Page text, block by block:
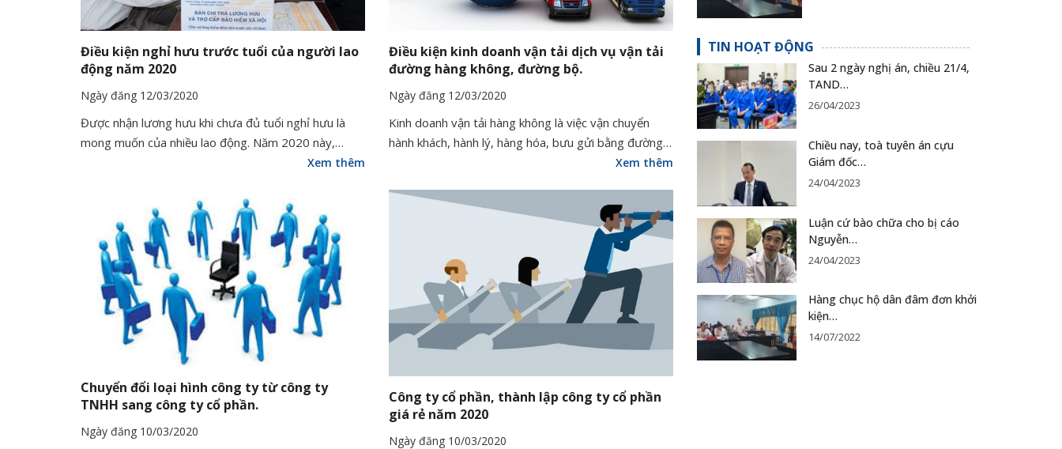
Điều kiện nghỉ hưu trước tuổi của người lao
động năm 2020
Ngày đăng 12/03/2020
Được nhận lương hưu khi chưa đủ tuổi nghỉ hưu là
mong muốn của nhiều lao động. Năm 2020 này,…
Xem thêm
Điều kiện kinh doanh vận tải dịch vụ vận tải
đường hàng không, đường bộ.
Ngày đăng 12/03/2020
Kinh doanh vận tải hàng không là việc vận chuyển
hành khách, hành lý, hàng hóa, bưu gửi bằng đường…
Xem thêm
Chuyển đổi loại hình công ty từ công ty
TNHH sang công ty cổ phần.
Ngày đăng 10/03/2020
Công ty cổ phần, thành lập công ty cổ phần
giá rẻ năm 2020
Ngày đăng 10/03/2020
TIN HOẠT ĐỘNG
Sau 2 ngày nghị án, chiều 21/4,
TAND…
26/04/2023
Chiều nay, toà tuyên án cựu
Giám đốc…
24/04/2023
Luận cứ bào chữa cho bị cáo
Nguyễn…
24/04/2023
Hàng chục hộ dân đâm đơn khởi
kiện…
14/07/2022